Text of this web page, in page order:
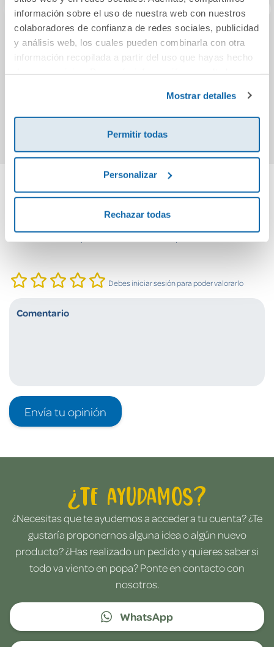
información sobre el uso de nuestra web con nuestros
colaboradores de confianza de redes sociales, publicidad
y análisis web, los cuales pueden combinarla con otra
información recopilada a partir del uso que hayas hecho
Mostrar detalles
Permitir todas
Personalizar
Rechazar todas
CIENCIAS
SOCIALES
Comprar
Pon límites, no
pantallas
21,90€
Comprar
Cuéntanos tu opinión
Debes iniciar sesión para poder valorarlo
Envía tu opinión
¿Te ayudamos?
¿Necesitas que te ayudemos a acceder a tu cuenta? ¿Te
gustaría proponernos alguna idea o algún nuevo
producto? ¿Has realizado un pedido y quieres saber si
todo va viento en popa? Ponte en contacto con
nosotros.
WhatsApp